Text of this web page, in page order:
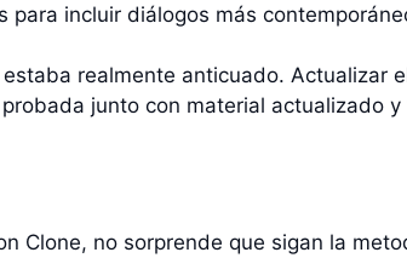
para incluir diálogos más
realmente anticuado. Actualizar
junto con material actualizado y
Clone, no sorprende que sigan la